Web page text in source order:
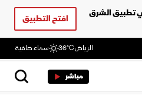
تطبيق الشرق
افتح التطبيق
الرياض36°C سماء صافية
مباشر